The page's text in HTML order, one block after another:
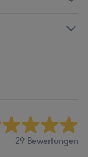
29 Bewertungen